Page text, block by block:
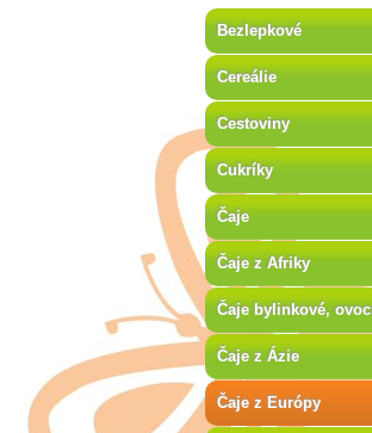
Bezlepkové
Cereálie
Cestoviny
Cukríky
Čaje
Čaje z Afriky
Čaje bylinkové,
Čaje z Ázie
Čaje z Európy